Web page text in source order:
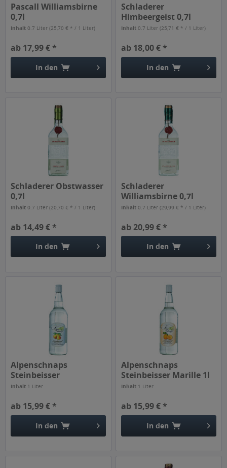
Pascall Williamsbirne
0,7l
Inhalt0.7 Liter(25,70 € * / 1 Liter)
ab 17,99 € *
In den
Schladerer
Himbeergeist 0,7l
Inhalt0.7 Liter(25,71 € * / 1 Liter)
ab 18,00 € *
In den
Schladerer Obstwasser
0,7l
Inhalt0.7 Liter(20,70 € * / 1 Liter)
ab 14,49 € *
In den
Schladerer
Williamsbirne 0,7l
Inhalt0.7 Liter(29,99 € * / 1 Liter)
ab 20,99 € *
In den
Alpenschnaps
Steinbeisser
Williamsbirne 1l
Inhalt 1 Liter
ab 15,99 € *
In den
Alpenschnaps
Steinbeisser Marille 1l
Inhalt 1 Liter
ab 15,99 € *
In den